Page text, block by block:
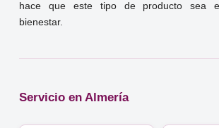
hace que este tipo de producto sea
bienestar.
Servicio en Almería